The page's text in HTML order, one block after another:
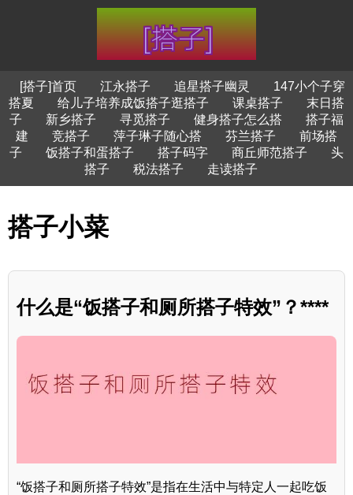
[搭子]首页 江永搭子 追星搭子幽灵
147小个子穿
搭夏
给儿子培养成饭搭子逛搭子 课桌搭子
末日搭
子
新乡搭子 寻觅搭子 健身搭子怎么搭
搭子福
建
竞搭子 萍子琳子随心搭 芬兰搭子
前场搭
子
饭搭子和蛋搭子 搭子码字 商丘师范搭子
头
搭子
税法搭子 走读搭子
搭子小菜
什么是“饭搭子和厕所搭子特效”？****
“饭搭子和厕所搭子特效”是指在生活中与特定人一起吃饭